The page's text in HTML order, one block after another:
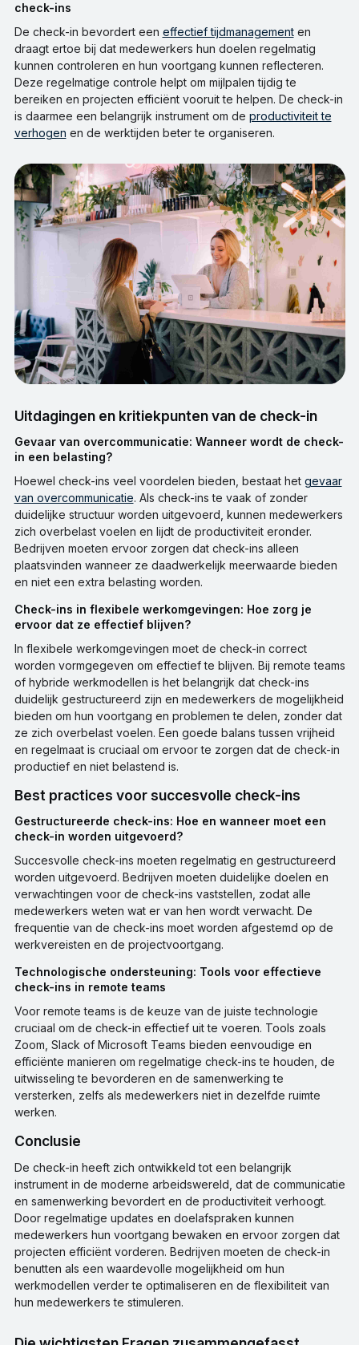
check-ins
De check-in bevordert een effectief tijdmanagementen
draagt ertoe bij dat medewerkers hun doelen regelmatig
kunnen controleren en hun voortgang kunnen reflecteren.
Deze regelmatige controle helpt om mijlpalen tijdig te
bereiken en projecten efficiënt vooruit te helpen. De check-in
is daarmee een belangrijk instrument om de productiviteit te
verhogen en de werktijden beter te organiseren.
Uitdagingen en kritiekpunten van de check-in
Gevaar van overcommunicatie: Wanneer wordt de check-
in een belasting?
Hoewel check-ins veel voordelen bieden, bestaat het gevaar
van overcommunicatie. Als check-ins te vaak of zonder
duidelijke structuur worden uitgevoerd, kunnen medewerkers
zich overbelast voelen en lijdt de productiviteit eronder.
Bedrijven moeten ervoor zorgen dat check-ins alleen
plaatsvinden wanneer ze daadwerkelijk meerwaarde bieden
en niet een extra belasting worden.
Check-ins in flexibele werkomgevingen: Hoe zorg je
ervoor dat ze effectief blijven?
In flexibele werkomgevingen moet de check-in correct
worden vormgegeven om effectief te blijven. Bij remote teams
of hybride werkmodellen is het belangrijk dat check-ins
duidelijk gestructureerd zijn en medewerkers de mogelijkheid
bieden om hun voortgang en problemen te delen, zonder dat
ze zich overbelast voelen. Een goede balans tussen vrijheid
en regelmaat is cruciaal om ervoor te zorgen dat de check-in
productief en niet belastend is.
Best practices voor succesvolle check-ins
Gestructureerde check-ins: Hoe en wanneer moet een
check-in worden uitgevoerd?
Succesvolle check-ins moeten regelmatig en gestructureerd
worden uitgevoerd. Bedrijven moeten duidelijke doelen en
verwachtingen voor de check-ins vaststellen, zodat alle
medewerkers weten wat er van hen wordt verwacht. De
frequentie van de check-ins moet worden afgestemd op de
werkvereisten en de projectvoortgang.
Technologische ondersteuning: Tools voor effectieve
check-ins in remote teams
Voor remote teams is de keuze van de juiste technologie
cruciaal om de check-in effectief uit te voeren. Tools zoals
Zoom, Slack of Microsoft Teams bieden eenvoudige en
efficiënte manieren om regelmatige check-ins te houden, de
uitwisseling te bevorderen en de samenwerking te
versterken, zelfs als medewerkers niet in dezelfde ruimte
werken.
Conclusie
De check-in heeft zich ontwikkeld tot een belangrijk
instrument in de moderne arbeidswereld, dat de communicatie
en samenwerking bevordert en de productiviteit verhoogt.
Door regelmatige updates en doelafspraken kunnen
medewerkers hun voortgang bewaken en ervoor zorgen dat
projecten efficiënt vorderen. Bedrijven moeten de check-in
benutten als een waardevolle mogelijkheid om hun
werkmodellen verder te optimaliseren en de flexibiliteit van
hun medewerkers te stimuleren.